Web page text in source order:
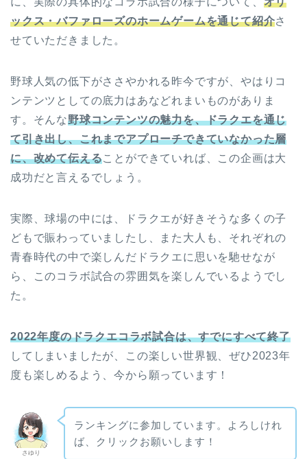
ックス・バファローズのホームゲームを通じて紹介さ
せていただきました。
野球人気の低下がささやかれる昨今ですが、やはりコ
ンテンツとしての底力はあなどれまいものがありま
す。そんな野球コンテンツの魅力を、ドラクエを通じ
て引き出し、これまでアプローチできていなかった層
に、改めて伝えることができていれば、この企画は大
成功だと言えるでしょう。
実際、球場の中には、ドラクエが好きそうな多くの子
どもで賑わっていましたし、また大人も、それぞれの
青春時代の中で楽しんだドラクエに思いを馳せなが
ら、このコラボ試合の雰囲気を楽しんでいるようでし
た。
2022年度のドラクエコラボ試合は、すでにすべて終了
してしまいましたが、この楽しい世界観、ぜひ2023年
度も楽しめるよう、今から願っています！
さゆり
ランキングに参加しています。よろしけれ
ば、クリックお願いします！